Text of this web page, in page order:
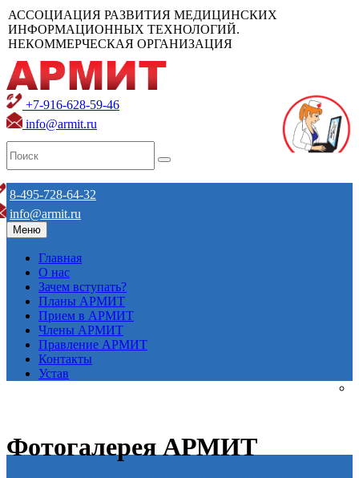
АССОЦИАЦИЯ РАЗВИТИЯ МЕДИЦИНСКИХ
ИНФОРМАЦИОННЫХ ТЕХНОЛОГИЙ.
НЕКОММЕРЧЕСКАЯ ОРГАНИЗАЦИЯ
+7-916-628-59-46
info@armit.ru
8-495-728-64-32
info@armit.ru
Меню
Главная
О нас
Зачем вступать?
Планы АРМИТ
Прием в АРМИТ
Члены АРМИТ
Правление АРМИТ
Контакты
Устав
Фотогалерея АРМИТ